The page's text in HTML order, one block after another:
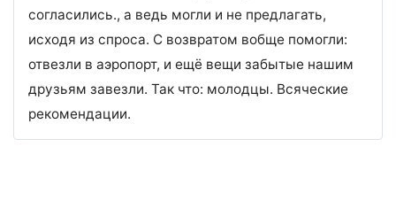
согласились., а ведь могли и не предлагать,
исходя из спроса. С возвратом вобще помогли:
отвезли в аэропорт, и ещё вещи забытые нашим
друзьям завезли. Так что: молодцы. Всяческие
рекомендации.